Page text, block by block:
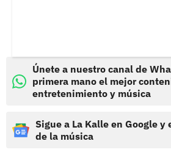
Únete a nuestro canal de
primera mano el mejor
entretenimiento y música
Sigue a La Kalle en Google
de la música